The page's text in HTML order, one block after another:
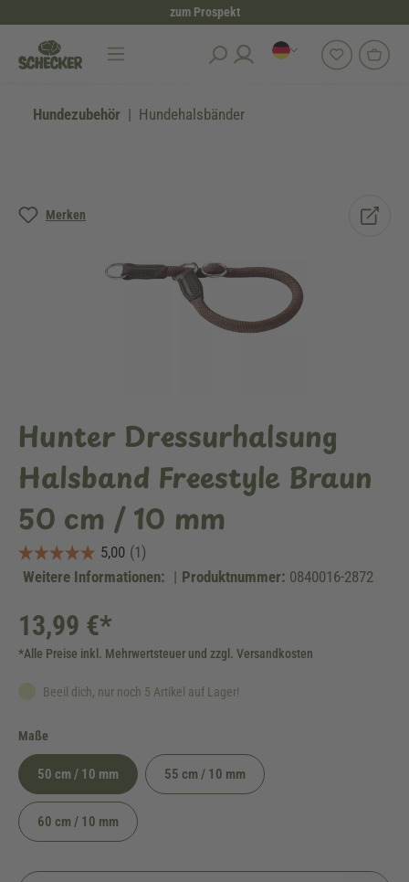
zum Prospekt
Hundezubehör Hundehalsbänder
Merken
Bildergalerie überspringen
Hunter Dressurhalsung
Halsband Freestyle Braun
50 cm / 10 mm
Weitere Informationen: | Produktnummer: 0840016-2872
13,99 €*
*Alle Preise inkl. Mehrwertsteuer und zzgl. Versandkosten
Beeil dich, nur noch 5 Artikel auf Lager!
Maße
50 cm / 10 mm 55 cm / 10 mm
60 cm / 10 mm